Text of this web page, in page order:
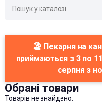
🏖️ Пекарня на
приймаються з 3 по
серпня з
Обрані товари
Товарів не знайдено.